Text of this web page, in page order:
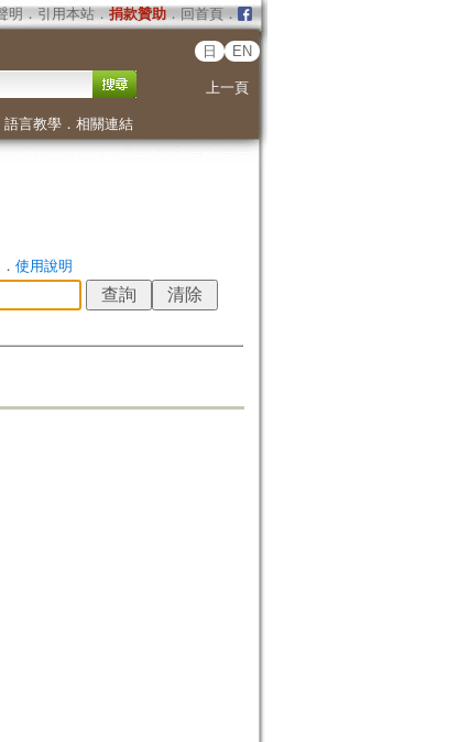
明 ． 引用本站． 捐款贊助．回首頁．
日 EN
上一頁
語言教學． 相關連結
． 使用說明